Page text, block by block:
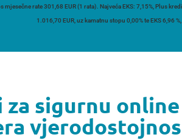
mjesečne rate 301,68 EUR (1 rata). Najveća EKS: 7,15%, Plus
1.016,70 EUR, uz kamatnu stopu 0,00% te EKS 6,96
za sigurnu